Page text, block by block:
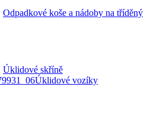
Odpadkové koše a nádoby na tříděný
Úklidové skříně
Úklidové vozíky